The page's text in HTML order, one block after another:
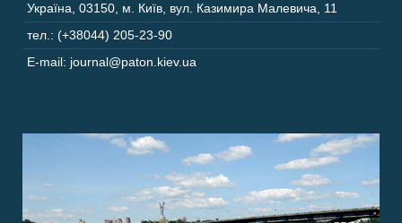
Україна 03150 м. Київ, вул. Казимира Малевича, 11
тел.: (+38044) 205-23-90
E-mail: journal@paton.kiev.ua